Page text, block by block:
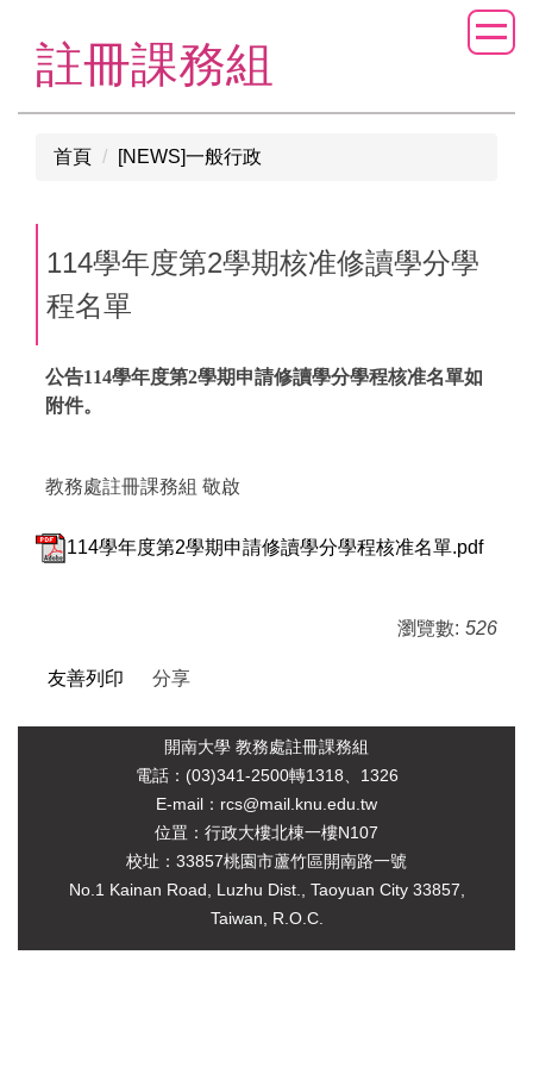
註冊課務組
首頁 [NEWS]一般行政
114學年度第2學期核准修讀學分學
程名單
公告114學年度第2學期申請修讀學分學程核准名單如
附件。
教務處註冊課務組 敬啟
114學年度第2學期申請修讀學分學程核准名單.pdf
瀏覽數: 526
友善列印 分享
開南大學 教務處註冊課務組
電話：(03)341-2500轉1318、1326
E-mail：rcs@mail.knu.edu.tw
位罝：行政大樓北棟一樓N107
校址：33857桃園市蘆竹區開南路一號
No.1 Kainan Road, Luzhu Dist., Taoyuan City 33857,
Taiwan, R.O.C.